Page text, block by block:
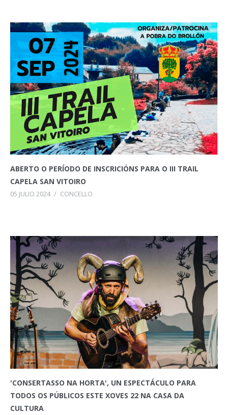
ABERTO O PERÍODO DE INSCRICIÓNS PARA O III TRAIL
CAPELA SAN VITOIRO
05 JULIO 2024 / CONCELLO
'CONSERTASSO NA HORTA', UN ESPECTÁCULO PARA
TODOS OS PÚBLICOS ESTE XOVES 22 NA CASA DA
CULTURA